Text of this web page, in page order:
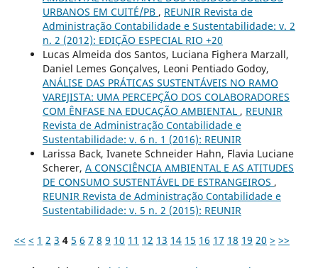
URBANOS EM CUITÉ/PB , REUNIR Revista de
Administração Contabilidade e Sustentabilidade: v. 2
n. 2 (2012): EDIÇÃO ESPECIAL RIO +20
Lucas Almeida dos Santos, Luciana Fighera Marzall,
Daniel Lemes Gonçalves, Leoni Pentiado Godoy,
ANÁLISE DAS PRÁTICAS SUSTENTÁVEIS NO RAMO
VAREJISTA: UMA PERCEPÇÃO DOS COLABORADORES
COM ÊNFASE NA EDUCAÇÃO AMBIENTAL , REUNIR
Revista de Administração Contabilidade e
Sustentabilidade: v. 6 n. 1 (2016): REUNIR
Larissa Back, Ivanete Schneider Hahn, Flavia Luciane
Scherer, A CONSCIÊNCIA AMBIENTAL E AS ATITUDES
DE CONSUMO SUSTENTÁVEL DE ESTRANGEIROS ,
REUNIR Revista de Administração Contabilidade e
Sustentabilidade: v. 5 n. 2 (2015): REUNIR
<< < 1 2 3 4 5 6 7 8 9 10 11 12 13 14 15 16 17 18 19 20 > >>